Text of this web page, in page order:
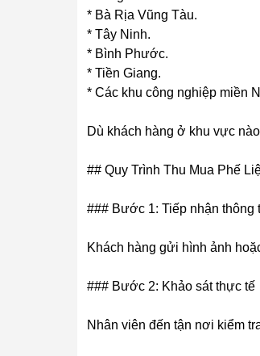
* Bà Rịa Vũng Tàu.
* Tây Ninh.
* Bình Phước.
* Tiền Giang.
* Các khu công nghiệp miền
Dù khách hàng ở khu vực
## Quy Trình Thu Mua Phế
### Bước 1: Tiếp nhận thông
Khách hàng gửi hình ảnh
### Bước 2: Khảo sát thực tế
Nhân viên đến tận nơi kiểm